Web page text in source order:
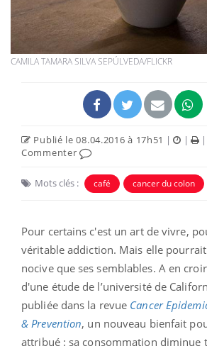
CAMILA TAMARA SILVA SEPÚLVEDA/FLICKR
Publié le 08.04.2016 à 17h51 | |
Commenter
Mots clés : café cancer du colon
Pour certains c'est un art de vivre,
véritable addiction. Mais elle
nocive que ses semblables. A en
d'une étude de l’université de
publiée dans la revue Cancer
& Prevention, un nouveau bienfait
attribué : sa consommation diminue